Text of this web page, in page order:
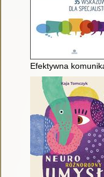
Efektywna